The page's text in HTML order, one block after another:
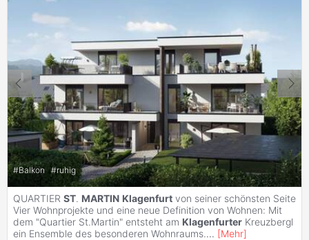
#Balkon #ruhig
QUARTIER ST. MARTIN Klagenfurt von seiner schönsten Seite
Vier Wohnprojekte und eine neue Definition von Wohnen: Mit
dem "Quartier St.Martin" entsteht am Klagenfurter Kreuzbergl
ein Ensemble des besonderen Wohnraums.... [Mehr]